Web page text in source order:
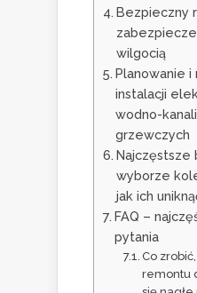
Bezpieczny
wilgocią
Planowanie i
instalacji
wodno-
grzewczych
Najczęstsze
wyborze
jak ich
FAQ –
pytania
Co
remontu